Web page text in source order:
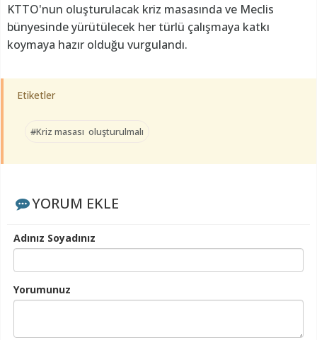
KTTO'nun oluşturulacak kriz masasında ve Meclis
bünyesinde yürütülecek her türlü çalışmaya katkı
koymaya hazır olduğu vurgulandı.
Etiketler
#Kriz masası oluşturulmalı
YORUM EKLE
Adınız Soyadınız
Yorumunuz